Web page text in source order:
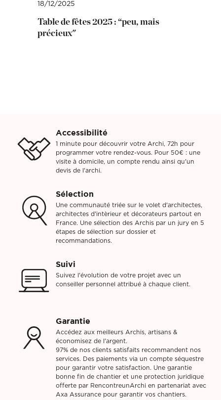
18/12/2025
Table de fêtes 2025 : “peu, mais
précieux"
Accessibilité
1 minute pour découvrir votre Archi, 72h pour
programmer votre rendez-vous. Pour 50€ : une
visite à domicile, un compte rendu ainsi qu'un
devis de l'archi.
Sélection
Une communauté triée sur le volet d'architectes,
architectes d'intèrieur et décorateurs partout en
France. Une sélection des Archis par un jury en 5
étapes de sélection sur dossier et
recommandations.
Suivi
Suivez l'évolution de votre projet avec un
conseiller personnel attribué à chaque client.
Garantie
Accédez aux meilleurs Archis, artisans &
économisez de l'argent.
97% de nos clients satisfaits recommandent nos
services. Des paiements via un compte séquestre
pour garantir votre satisfaction. Une garantie
bonne fin de chantier et une protection juridique
offerte par RencontreunArchi en partenariat avec
Axa Assurance pour garantir vos chantiers.